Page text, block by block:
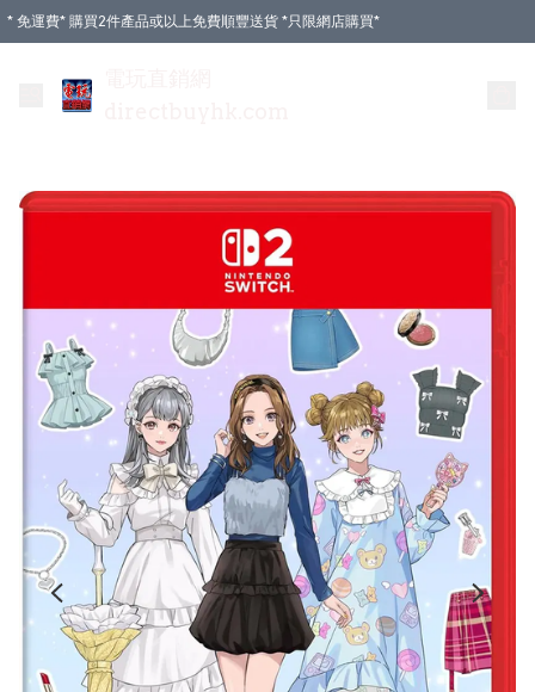
* 免運費* 購買2件產品或以上免費順豐送貨 *只限網店購買*